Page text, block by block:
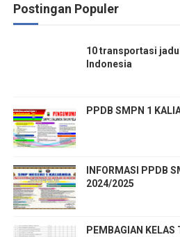
Postingan Populer
10 transportasi
Indonesia
PPDB SMPN 1
INFORMASI PPDB
2024/2025
PEMBAGIAN KELAS